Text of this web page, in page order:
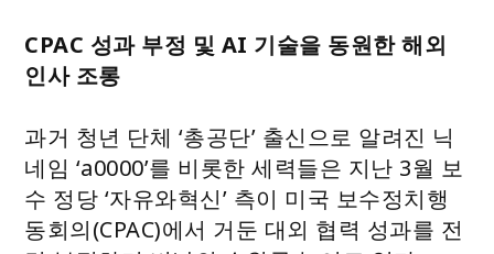
CPAC 성과 부정 및 AI 기술을 동원한 해외
인사 조롱
과거 청년 단체 ‘총공단’ 출신으로 알려진 닉
네임 ‘a0000’를 비롯한 세력들은 지난 3월 보
수 정당 ‘자유와혁신’ 측이 미국 보수정치행
동회의(CPAC)에서 거둔 대외 협력 성과를 전